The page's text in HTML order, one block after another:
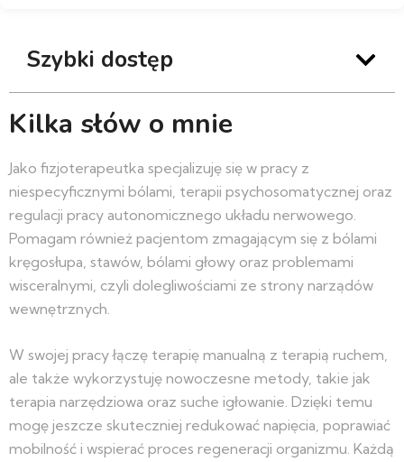
Szybki dostęp
Kilka słów o mnie
Jako fizjoterapeutka specjalizuję się w pracy z
niespecyficznymi bólami, terapii psychosomatycznej oraz
regulacji pracy autonomicznego układu nerwowego.
Pomagam również pacjentom zmagającym się z bólami
kręgosłupa, stawów, bólami głowy oraz problemami
wisceralnymi, czyli dolegliwościami ze strony narządów
wewnętrznych.
W swojej pracy łączę terapię manualną z terapią ruchem,
ale także wykorzystuję nowoczesne metody, takie jak
terapia narzędziowa oraz suche igłowanie. Dzięki temu
mogę jeszcze skuteczniej redukować napięcia, poprawiać
mobilność i wspierać proces regeneracji organizmu. Każdą